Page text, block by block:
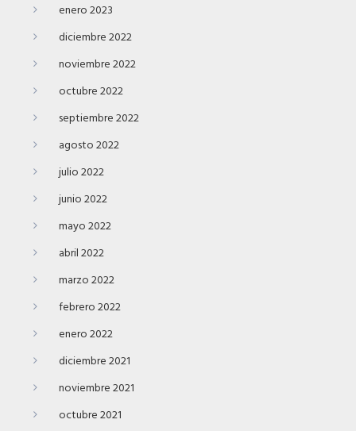
enero 2023
diciembre 2022
noviembre 2022
octubre 2022
septiembre 2022
agosto 2022
julio 2022
junio 2022
mayo 2022
abril 2022
marzo 2022
febrero 2022
enero 2022
diciembre 2021
noviembre 2021
octubre 2021